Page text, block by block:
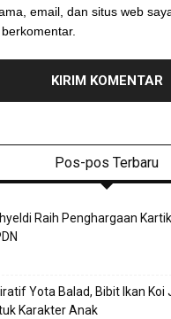
email, dan situs web
Pos-pos Terbaru
Raih Penghargaan
Yota Balad, Bibit Ikan Koi
Karakter Anak